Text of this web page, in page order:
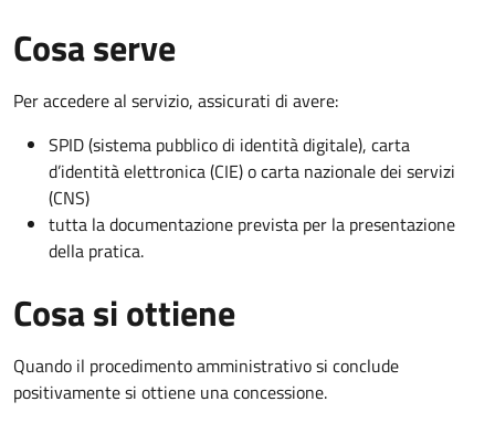
Cosa serve
Per accedere al servizio, assicurati di avere:
SPID (sistema pubblico di identità digitale), carta
d’identità elettronica (CIE) o carta nazionale dei servizi
(CNS)
tutta la documentazione prevista per la presentazione
della pratica.
Cosa si ottiene
Quando il procedimento amministrativo si conclude
positivamente si ottiene una concessione.